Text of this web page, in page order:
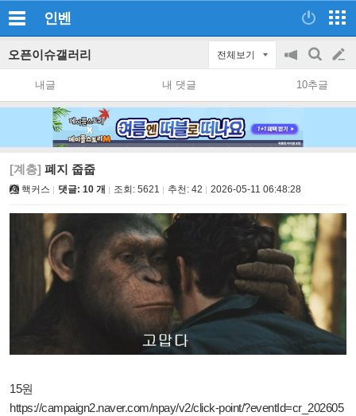
인벤
오픈이슈갤러리 전체보기
공
지
on/off
검
색
글
쓰
내글 내 댓글 10추글
[계층] 폐지 줍줍
핵커스 댓글: 10 개 조회: 5621 추천: 42 2026-05-11 06:48:28
15원
https://campaign2.naver.com/npay/v2/click-point/?eventId=cr_202605